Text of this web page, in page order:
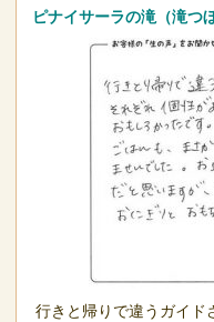
ピナイサーラの滝（滝つ
行きと帰りで違うガイド